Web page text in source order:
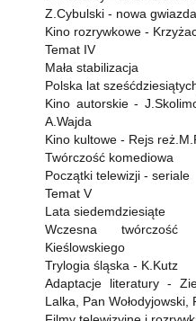
Z.Cybulski - nowa gwiazda
Kino rozrywkowe -
Temat IV
Mała stabilizacja
Polska lat
Kino autorskie -
A.Wajda
Kino kultowe - Rejs
Twórczość komediowa
Początki telewizji - seriale
Temat V
Lata siedemdziesiąte
Wczesna
Kieślowskiego
Trylogia śląska - K.Kutz
Adaptacje literatury -
Lalka, Pan Wołodyjowski,